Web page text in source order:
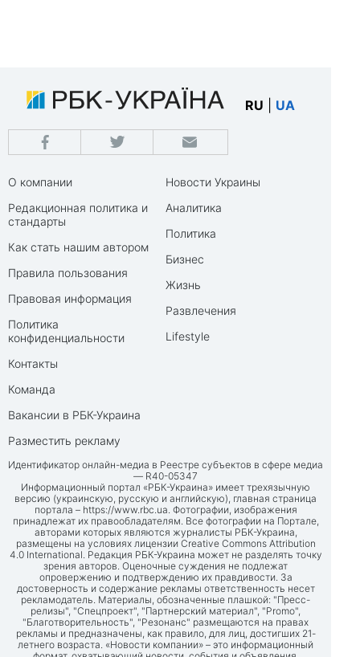
RU UA
О компании
Редакционная политика и
стандарты
Как стать нашим автором
Правила пользования
Правовая информация
Политика
конфиденциальности
Контакты
Команда
Вакансии в РБК-Украина
Разместить рекламу
Новости Украины
Аналитика
Политика
Бизнес
Жизнь
Развлечения
Lifestyle
Идентификатор онлайн-медиа в Реестре субъектов в сфере медиа
— R40-05347
Информационный портал «РБК-Украина» имеет трехязычную
версию (украинскую, русскую и английскую), главная страница
портала – https://www.rbc.ua. Фотографии, изображения
принадлежат их правообладателям. Все фотографии на Портале,
авторами которых являются журналисты РБК-Украина,
размещены на условиях лицензии Creative Commons Attribution
4.0 International. Редакция РБК-Украина может не разделять точку
зрения авторов. Оценочные суждения не подлежат
опровержению и подтверждению их правдивости. За
достоверность и содержание рекламы ответственность несет
рекламодатель. Материалы, обозначенные плашкой: "Пресс-
релизы", "Спецпроект", "Партнерский материал", "Promo",
"Благотворительность", "Резонанс" размещаются на правах
рекламы и предназначены, как правило, для лиц, достигших 21-
летнего возраста. «Новости компании» – это информационный